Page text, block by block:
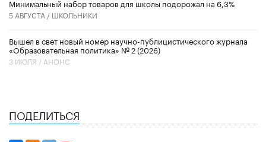
Минимальный набор товаров для школы подорожал на 6,3%
5 АВГУСТА / ШКОЛЬНИКИ
Вышел в свет новый номер научно-публицистического журнала
«Образовательная политика» № 2 (2026)
3 ИЮЛЯ / АНОНС
ПОДЕЛИТЬСЯ